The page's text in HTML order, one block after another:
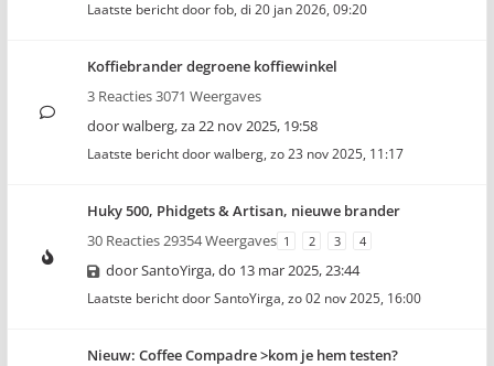
Laatste bericht doorfob, di 20 jan 2026, 09:20
Koffiebrander degroene koffiewinkel
3 Reacties 3071 Weergaves
doorwalberg,za 22 nov 2025, 19:58
Laatste bericht doorwalberg, zo 23 nov 2025, 11:17
Huky 500, Phidgets & Artisan, nieuwe brander
30 Reacties 29354 Weergaves 1 2 3 4
doorSantoYirga,do 13 mar 2025, 23:44
Laatste bericht doorSantoYirga, zo 02 nov 2025, 16:00
Nieuw: Coffee Compadre >kom je hem testen?